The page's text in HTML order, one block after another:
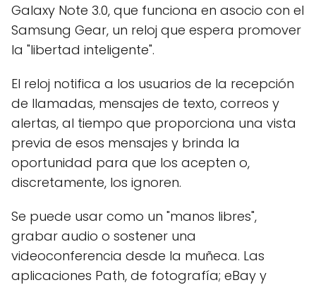
Galaxy Note 3.0, que funciona en asocio con el
Samsung Gear, un reloj que espera promover
la "libertad inteligente".
El reloj notifica a los usuarios de la recepción
de llamadas, mensajes de texto, correos y
alertas, al tiempo que proporciona una vista
previa de esos mensajes y brinda la
oportunidad para que los acepten o,
discretamente, los ignoren.
Se puede usar como un "manos libres",
grabar audio o sostener una
videoconferencia desde la muñeca. Las
aplicaciones Path, de fotografía; eBay y